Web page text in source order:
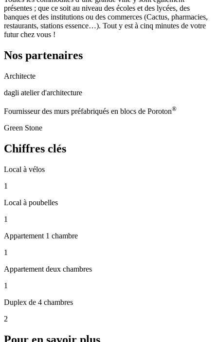
présentes ; que ce soit au niveau des écoles et des lycées, des
banques et des institutions ou des commerces (Cactus, pharmacies,
restaurants, stations essence…). Tout y est à cinq minutes de votre
futur chez vous !
Nos partenaires
Architecte
dagli atelier d'architecture
Fournisseur des murs préfabriqués en blocs de Poroton®
Green Stone
Chiffres clés
Local à vélos
1
Local à poubelles
1
Appartement 1 chambre
1
Appartement deux chambres
1
Duplex de 4 chambres
2